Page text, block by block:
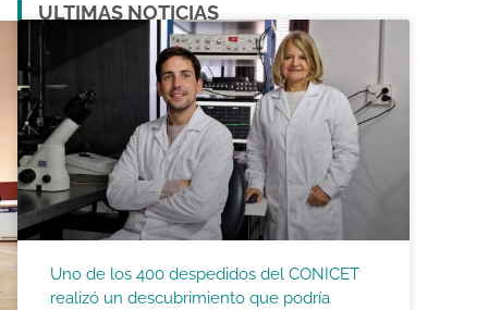
ULTIMAS NOTICIAS
Uno de los 400 despedidos del CONICET
realizó un descubrimiento que podría